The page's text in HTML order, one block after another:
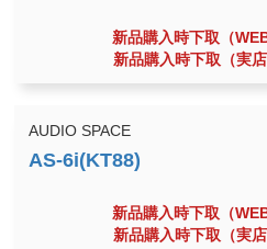
新品購入時下取（
新品購入時下取（実店
AUDIO SPACE
新品購入時下取（
新品購入時下取（実店